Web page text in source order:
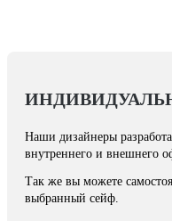
Наши дизайнеры
внутреннего и внешнего
Так же вы можете
выбранный сейф.